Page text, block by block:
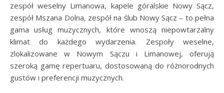
zespół weselny Limanowa, kapele góralskie Nowy Sącz,
zespół Mszana Dolna, zespół na ślub Nowy Sącz – to pełna
gama usług muzycznych, które wnoszą niepowtarzalny
klimat do każdego wydarzenia. Zespoły weselne,
zlokalizowane w Nowym Sączu i Limanowej, oferują
szeroką gamę repertuaru, dostosowaną do różnorodnych
gustów i preferencji muzycznych.